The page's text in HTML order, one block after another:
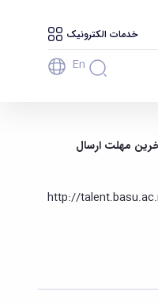
خدمات الکترونیک
En
مهلت ارسال
http://